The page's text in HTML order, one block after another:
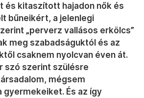
és kitaszított hajadon nők és
bűneikért, a jelenlegi
„perverz vallásos erkölcs”
meg szabadságuktól és az
csaknem nyolcvan éven át.
szó szerint szülésre
mégsem
És az így